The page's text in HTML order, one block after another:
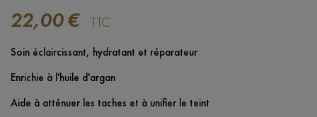
22,00 € TTC
Soin éclaircissant, hydratant et réparateur
Enrichie à l'huile d'argan
Aide à atténuer les taches et à unifier le teint